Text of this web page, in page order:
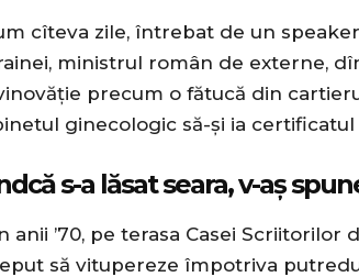
cîteva zile, întrebat de un
ministrul român de externe,
precum o fătucă din
ginecologic să-și ia
s-a lăsat seara, v-aș
anii ’70, pe terasa Casei
să vitupereze împotriva